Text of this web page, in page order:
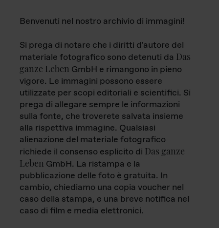
Benvenuti nel nostro archivio di immagini!
Si prega di notare che i diritti d'autore del
materiale fotografico sono detenuti da Das
ganze Leben GmbH e rimangono in pieno
vigore. Le immagini possono essere
utilizzate per scopi editoriali e scientifici. Si
prega di allegare sempre le informazioni
sulla fonte, che troverete salvata insieme
alla rispettiva immagine. Qualsiasi
alienazione del materiale fotografico
richiede il consenso esplicito di Das ganze
Leben GmbH. La ristampa e la
pubblicazione delle foto è gratuita. In
cambio, chiediamo una copia voucher nel
caso della stampa, e una breve notifica nel
caso di film e media elettronici.